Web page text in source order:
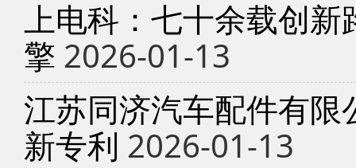
上电科：七十余载创
擎 2026-01-13
江苏同济汽车配件有
新专利 2026-01-13